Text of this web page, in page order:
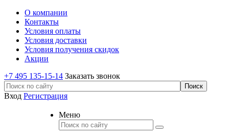
О компании
Контакты
Условия оплаты
Условия доставки
Условия получения скидок
Акции
+7 495 135-15-14 Заказать звонок
Вход Регистрация
Меню